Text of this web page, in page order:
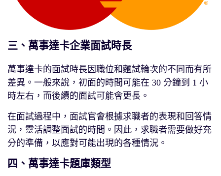
三、萬事達卡企業面試時長
萬事達卡的面試時長因職位和麵試輪次的不同而有所
差異。一般來說，初面的時間可能在 30 分鐘到 1 小
時左右，而後續的面試可能會更長。
在面試過程中，面試官會根據求職者的表現和回答情
況，靈活調整面試的時間。因此，求職者需要做好充
分的準備，以應對可能出現的各種情況。
四、萬事達卡題庫類型